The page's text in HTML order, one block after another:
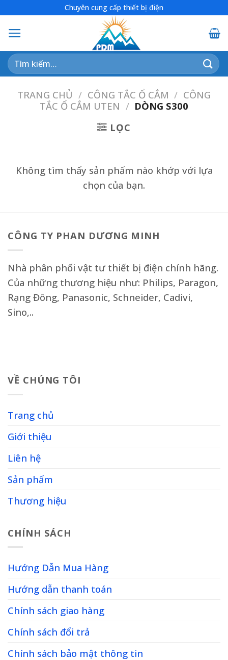
content
Chuyên cung cấp thiết bị điện
Tìm
kiếm:
TRANG CHỦ / CÔNG TẮC Ổ CẮM / CÔNG
TẮC Ổ CẮM UTEN / DÒNG S300
LỌC
Không tìm thấy sản phẩm nào khớp với lựa
chọn của bạn.
CÔNG TY PHAN DƯƠNG MINH
Nhà phân phối vật tư thiết bị điện chính hãng.
Của những thương hiệu như: Philips, Paragon,
Rạng Đông, Panasonic, Schneider, Cadivi,
Sino,..
VỀ CHÚNG TÔI
Trang chủ
Giới thiệu
Liên hệ
Sản phẩm
Thương hiệu
CHÍNH SÁCH
Hướng Dẫn Mua Hàng
Hướng dẫn thanh toán
Chính sách giao hàng
Chính sách đổi trả
Chính sách bảo mật thông tin